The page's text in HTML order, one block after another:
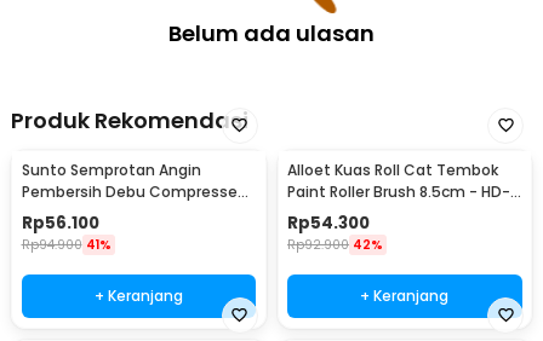
Belum ada ulasan
Produk Rekomendasi
Sunto Semprotan Angin
Pembersih Debu Compressed
Air Duster 400ml - ST1003
Rp56.100
Rp94.900 41%
+ Keranjang
Alloet Kuas Roll Cat Tembok
Paint Roller Brush 8.5cm - HD-
TVYQS
Rp54.300
Rp92.900 42%
+ Keranjang